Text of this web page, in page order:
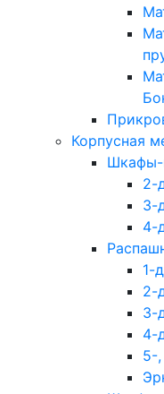
Корпусная
Шкафы-
2-
3-
4-
1-
2-
3-
4-
5-